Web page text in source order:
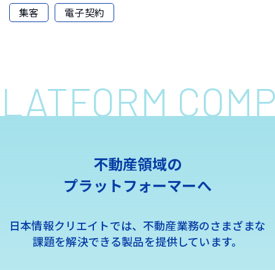
集客
電子契約
不動産領域の
プラットフォーマーへ
日本情報クリエイトでは、不動産業務のさまざまな
課題を解決できる製品を提供しています。